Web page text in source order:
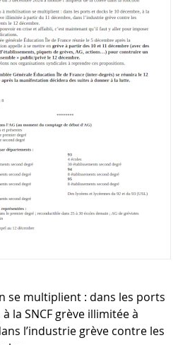
se multiplient : dans les ports
la SNCF grève illimitée à
l’industrie grève contre les